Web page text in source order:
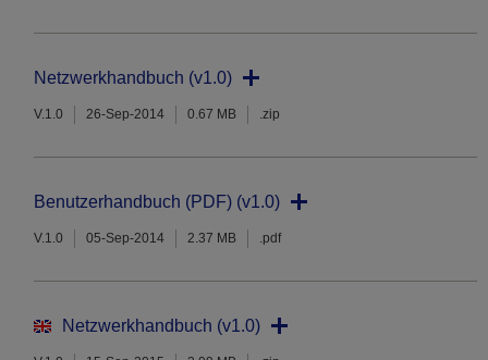
Netzwerkhandbuch (v1.0)
V.1.0 26-Sep-2014 0.67 MB .zip
Benutzerhandbuch (PDF) (v1.0)
V.1.0 05-Sep-2014 2.37 MB .pdf
Netzwerkhandbuch (v1.0)